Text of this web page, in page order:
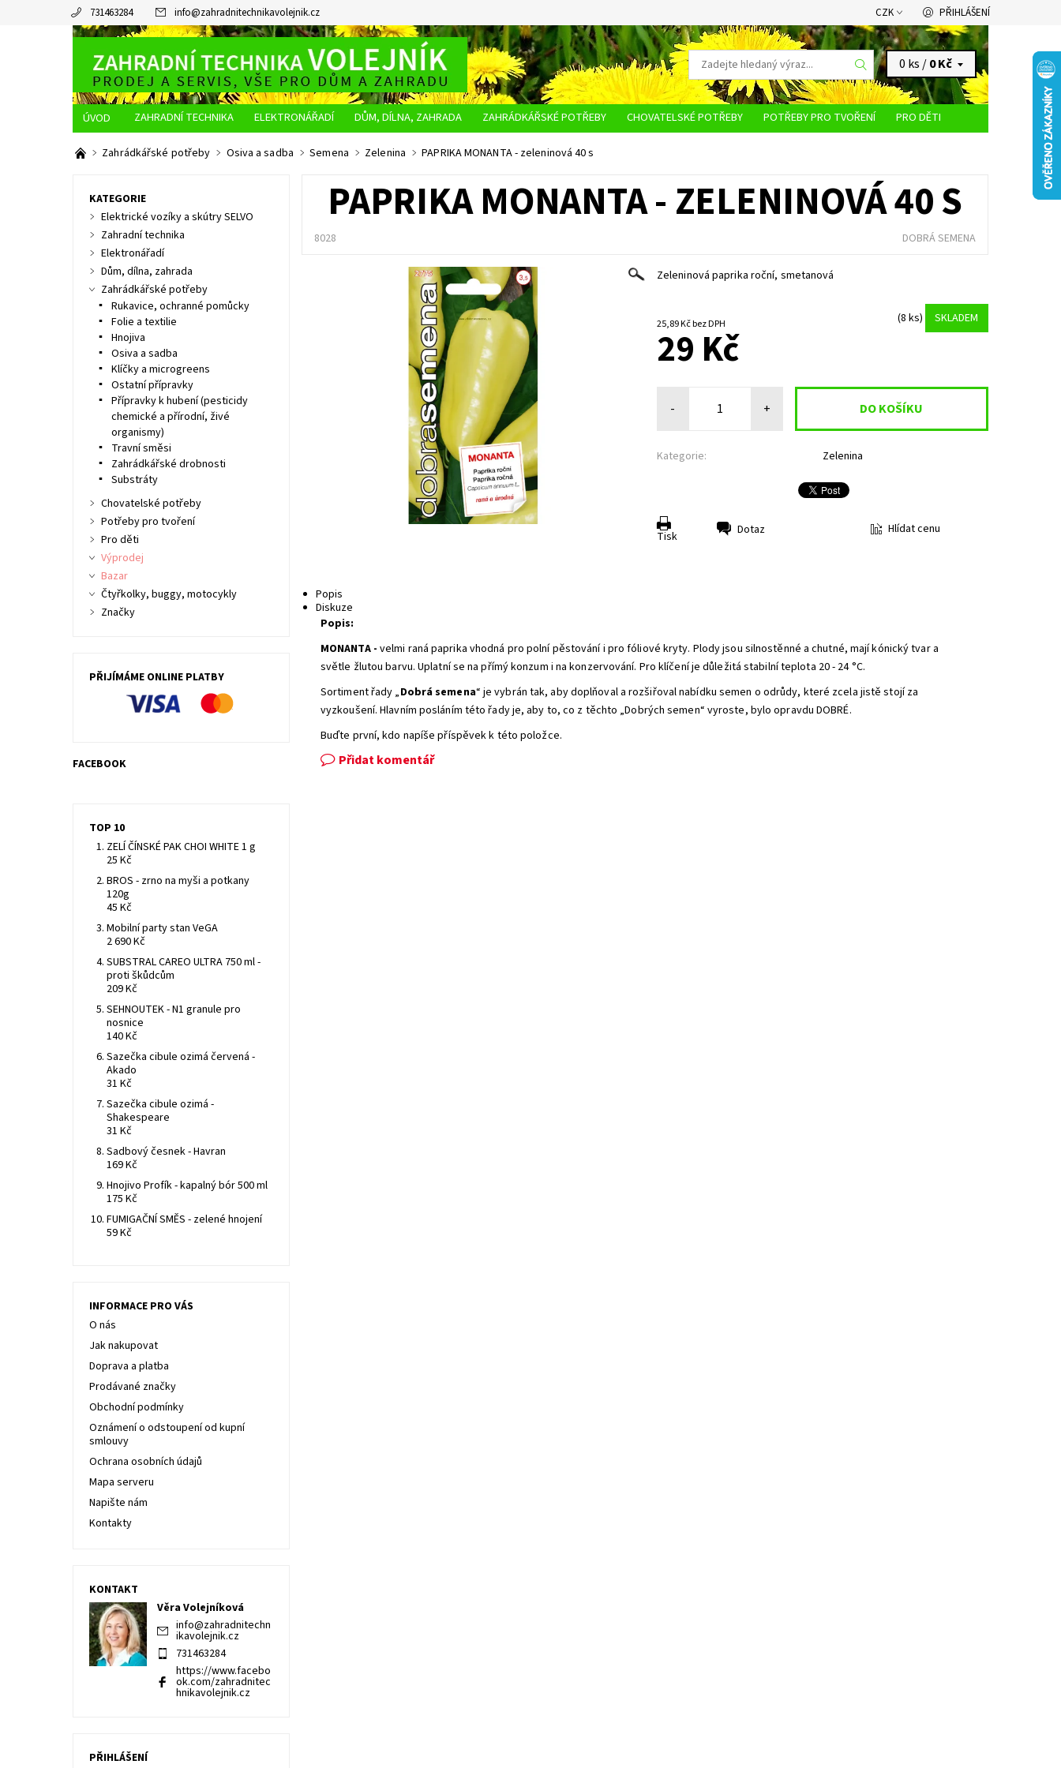
731463284 info@zahradnitechnikavolejnik.cz CZK PŘIHLÁŠENÍ
0 ks /0 Kč
ZAHRADNÍ TECHNIKA ELEKTRONÁŘADÍ DŮM, DÍLNA, ZAHRADA ZAHRÁDKÁŘSKÉ POTŘEBY CHOVATELSKÉ POTŘEBY POTŘEBY PRO TVOŘENÍ
PRO DĚTI
O NÁS
JAK NAKUPOVAT DOPRAVA A PLATBA OBCHODNÍ PODMÍNKY OCHRANA OSOBNÍCH ÚDAJŮ
Zahrádkářské potřeby Osiva a sadba Semena Zelenina PAPRIKA MONANTA - zeleninová 40 s
PAPRIKA MONANTA - ZELENINOVÁ 40 S
8028 DOBRÁ SEMENA
Zeleninová paprika roční, smetanová
25,89 Kč bez DPH (8 ks) SKLADEM
29 Kč
- +
Kategorie: Zelenina
Tisk Dotaz Hlídat cenu
Popis
Diskuze
Popis:
MONANTA - velmi raná paprika vhodná pro polní pěstování i pro fóliové kryty. Plody jsou silnostěnné a chutné, mají kónický tvar a
světle žlutou barvu. Uplatní se na přímý konzum i na konzervování. Pro klíčení je důležitá stabilní teplota 20 - 24 °C.
Sortiment řady „Dobrá semena“ je vybrán tak, aby doplňoval a rozšiřoval nabídku semen o odrůdy, které zcela jistě stojí za
vyzkoušení. Hlavním posláním této řady je, aby to, co z těchto „Dobrých semen“ vyroste, bylo opravdu DOBRÉ.
Buďte první, kdo napíše příspěvek k této položce.
Přidat komentář
KATEGORIE
Elektrické vozíky a skútry SELVO
Zahradní technika
Elektronářadí
Dům, dílna, zahrada
Zahrádkářské potřeby
Rukavice, ochranné pomůcky
Folie a textilie
Hnojiva
Osiva a sadba
Klíčky a microgreens
Ostatní přípravky
Přípravky k hubení (pesticidy
chemické a přírodní, živé
organismy)
Travní směsi
Zahrádkářské drobnosti
Substráty
Chovatelské potřeby
Potřeby pro tvoření
Pro děti
Výprodej
Bazar
Čtyřkolky, buggy, motocykly
Značky
PŘIJÍMÁME ONLINE PLATBY
FACEBOOK
TOP 10
ZELÍ ČÍNSKÉ PAK CHOI WHITE 1 g
25 Kč
BROS - zrno na myši a potkany
120g
45 Kč
Mobilní party stan VeGA
2 690 Kč
SUBSTRAL CAREO ULTRA 750 ml -
proti škůdcům
209 Kč
SEHNOUTEK - N1 granule pro
nosnice
140 Kč
Sazečka cibule ozimá červená -
Akado
31 Kč
Sazečka cibule ozimá -
Shakespeare
31 Kč
Sadbový česnek - Havran
169 Kč
Hnojivo Profík - kapalný bór 500 ml
175 Kč
FUMIGAČNÍ SMĚS - zelené hnojení
59 Kč
INFORMACE PRO VÁS
O nás
Jak nakupovat
Doprava a platba
Prodávané značky
Obchodní podmínky
Oznámení o odstoupení od kupní
smlouvy
Ochrana osobních údajů
Mapa serveru
Napište nám
Kontakty
KONTAKT
Věra Volejníková
info@zahradnitechn
ikavolejnik.cz
731463284
https://www.facebo
ok.com/zahradnitec
hnikavolejnik.cz
PŘIHLÁŠENÍ